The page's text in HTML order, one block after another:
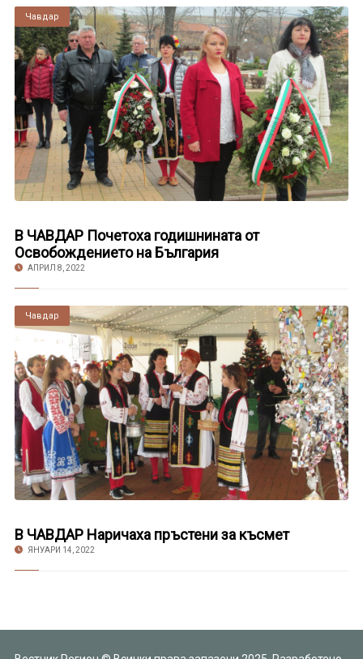
Чавдар
В ЧАВДАР Почетоха годишнината от
Освобождението на България
АПРИЛ 8, 2022
Чавдар
В ЧАВДАР Наричаха пръстени за късмет
ЯНУАРИ 14, 2022